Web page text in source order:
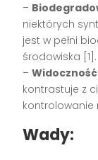
–
niektórych
jest w pełni
środowiska [1].
–
kontrastuje z
kontrolowanie
Wady: